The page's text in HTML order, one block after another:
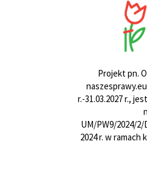
Projekt pn.
r.-31.03.2027 r.,
UM/PW9/2024/2/
2024 r. w ramach